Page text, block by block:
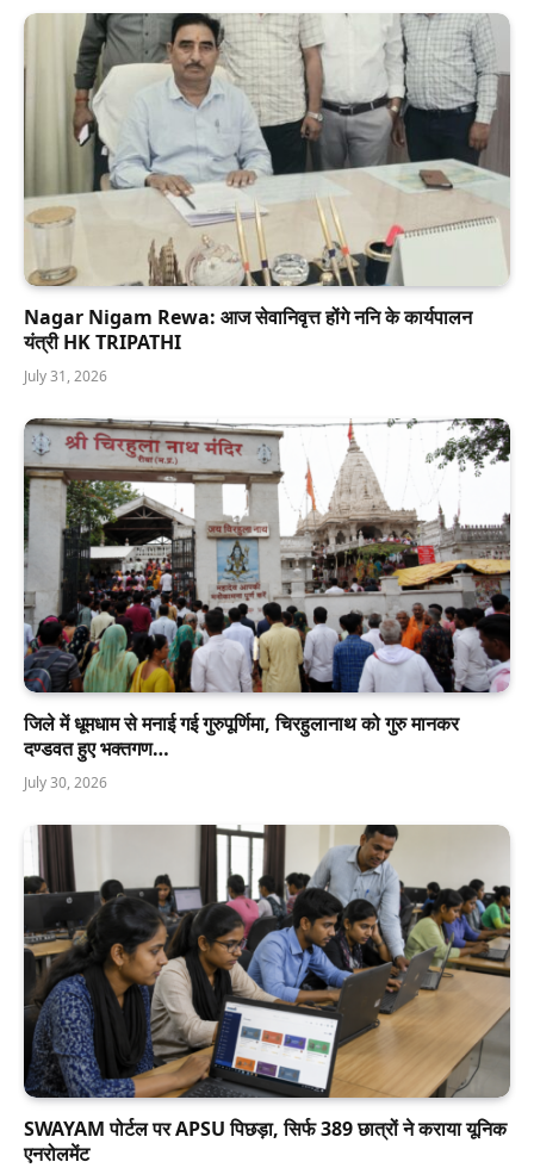
Nagar Nigam Rewa: आज सेवानिवृत्त होंगे ननि के कार्यपालन
यंत्री HK TRIPATHI
July 31, 2026
जिले में धूमधाम से मनाई गई गुरुपूर्णिमा, चिरहुलानाथ को गुरु मानकर
दण्डवत हुए भक्तगण…
July 30, 2026
SWAYAM पोर्टल पर APSU पिछड़ा, सिर्फ 389 छात्रों ने कराया यूनिक
एनरोलमेंट